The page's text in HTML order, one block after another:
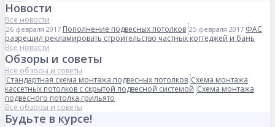
Новости
Все новости
26 февраля 2017 Пополнение подвесных потолков 25 февраля 2017 ФАС
разрешил рекламировать строительство частных коттеджей и бань
Все новости
Обзоры и советы
Все обзоры и советы
Стандартная схема монтажа подвесных потолков Схема монтажа
кассетных потолков с скрытой подвесной системой Схема монтажа
подвесного потолка грильято
Все обзоры и советы
Будьте в курсе!